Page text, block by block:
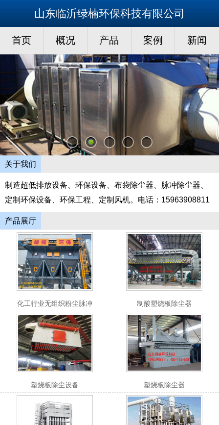
山东临沂绿楠环保科技有限公司
首页 概况 产品 案例 新闻
关于我们
制造超低排放设备、环保设备、布袋除尘器、脉冲除尘器、
定制环保设备、环保工程、定制风机。电话：15963908811
产品展厅
化工行业无组织粉尘脉冲 制酸塑烧板除尘器
塑烧板除尘设备 塑烧板除尘器